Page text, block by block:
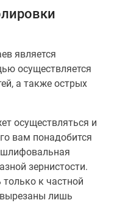
является
осуществляется
а также острых
осуществляться и
вам понадобится
шлифовальная
зернистости.
к частной
вырезаны лишь